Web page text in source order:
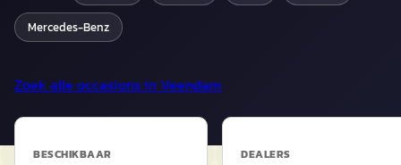
Mercedes-Benz
Zoek alle occasions inVeendam
BESCHIKBAAR DEALERS